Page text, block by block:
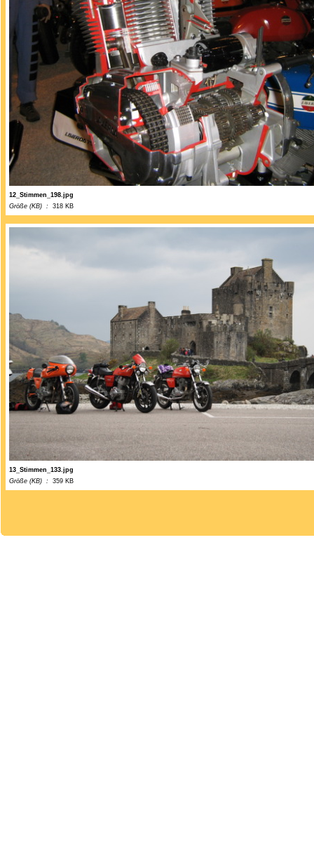
12_Stimmen_198.jpg
Größe (KB) : 318 KB
13_Stimmen_133.jpg
Größe (KB) : 359 KB